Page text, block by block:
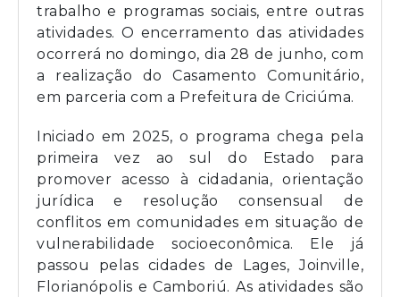
trabalho e programas sociais, entre outras
atividades. O encerramento das atividades
ocorrerá no domingo, dia 28 de junho, com
a realização do Casamento Comunitário,
em parceria com a Prefeitura de Criciúma.
Iniciado em 2025, o programa chega pela
primeira vez ao sul do Estado para
promover acesso à cidadania, orientação
jurídica e resolução consensual de
conflitos em comunidades em situação de
vulnerabilidade socioeconômica. Ele já
passou pelas cidades de Lages, Joinville,
Florianópolis e Camboriú. As atividades são